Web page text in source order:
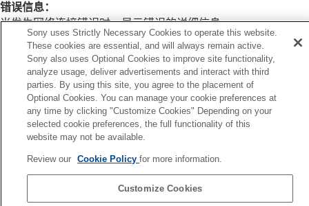
错误信息：
当发生网络连接错误时，显示错误的详细信息。
：
显示已连接的接入点的SSID。
一个Creators' Cloud帐户并将相机关联至该帐户（云连接）
有关使用云服务的注意事项（Creators'
Sony uses Strictly Necessary Cookies to operate this website.
These cookies are essential, and will always remain active.
Sony also uses Optional Cookies to improve site functionality,
analyze usage, deliver advertisements and interact with third
parties. By using this site, you agree to the placement of
Optional Cookies. You can manage your cookie preferences at
any time by clicking "Customize Cookies" Depending on your
selected cookie preferences, the full functionality of this
website may not be available.
Review our Cookie Policyfor more information.
Customize Cookies